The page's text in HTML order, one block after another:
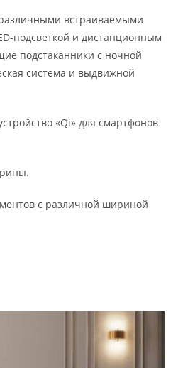
встраиваемыми
подсветкой и дистанционным
подстаканники с ночной
система и выдвижной
«Qi» для смартфонов
с различной шириной